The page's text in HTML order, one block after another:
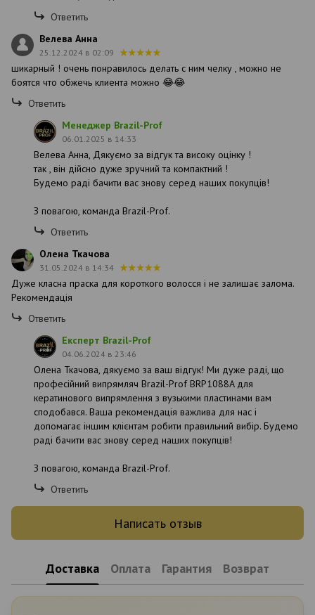
Ответить
Велева Анна
25.12.2024 в 02:09
шикарный ! очень понравилось делать с ним челку , можно не
боятся что обжечь клиента можно 😂😂
Ответить
Менеджер Brazil-Prof
06.01.2025 в 14:33
Велева Анна, Дякуємо за відгук та високу оцінку !
так , він дійсно дуже зручний та компактний !
Будемо раді бачити вас знову серед наших покупців!
З повагою, команда Brazil-Prof.
Ответить
Олена Ткачова
31.05.2024 в 14:34
Дуже класна праска для короткого волосся і не залишає залома.
Рекомендація
Ответить
Експерт Brazil-Prof
04.06.2024 в 23:46
Олена Ткачова, дякуємо за ваш відгук! Ми дуже раді, що
професійний випрямляч Brazil-Prof BRP1088A для
кератинового випрямлення з вузькими пластинами вам
сподобався. Ваша рекомендація важлива для нас і
допомагає іншим клієнтам робити правильний вибір. Будемо
раді бачити вас знову серед наших покупців!
З повагою, команда Brazil-Prof.
Ответить
Написать отзыв
Доставка Оплата Гарантия Возврат